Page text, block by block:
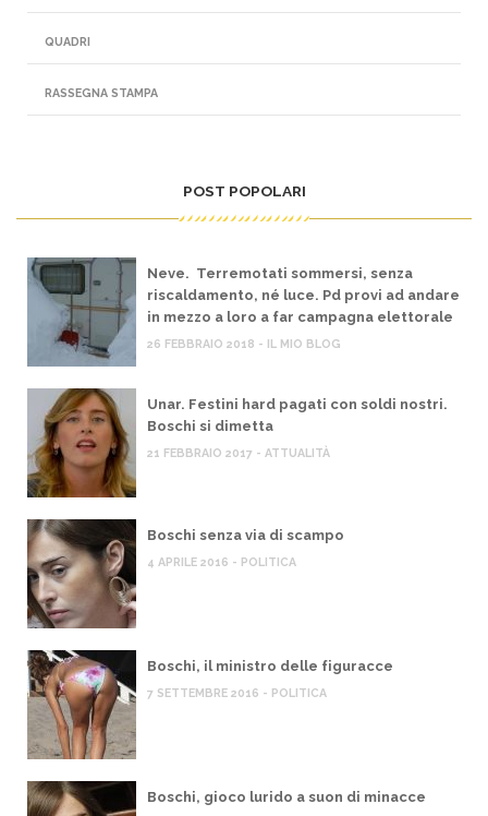
QUADRI
RASSEGNA STAMPA
POST POPOLARI
Neve. Terremotati sommersi, senza
riscaldamento, né luce. Pd provi ad andare
in mezzo a loro a far campagna elettorale
26 FEBBRAIO 2018 - IL MIO BLOG
Unar. Festini hard pagati con soldi nostri.
Boschi si dimetta
21 FEBBRAIO 2017 - ATTUALITÀ
Boschi senza via di scampo
4 APRILE 2016 - POLITICA
Boschi, il ministro delle figuracce
7 SETTEMBRE 2016 - POLITICA
Boschi, gioco lurido a suon di minacce